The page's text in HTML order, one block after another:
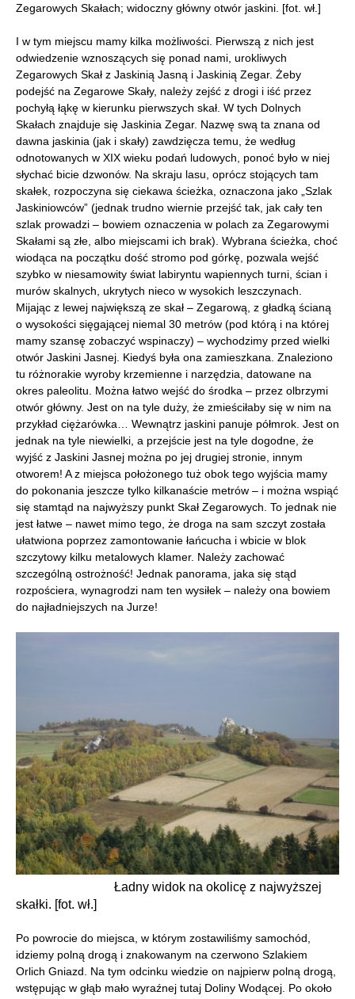
Zegarowych Skałach; widoczny główny otwór jaskini. [fot. wł.]
I w tym miejscu mamy kilka możliwości. Pierwszą z nich jest
odwiedzenie wznoszących się ponad nami, urokliwych
Zegarowych Skał z Jaskinią Jasną i Jaskinią Zegar. Żeby
podejść na Zegarowe Skały, należy zejść z drogi i iść przez
pochyłą łąkę w kierunku pierwszych skał. W tych Dolnych
Skałach znajduje się Jaskinia Zegar. Nazwę swą ta znana od
dawna jaskinia (jak i skały) zawdzięcza temu, że według
odnotowanych w XIX wieku podań ludowych, ponoć było w niej
słychać bicie dzwonów. Na skraju lasu, oprócz stojących tam
skałek, rozpoczyna się ciekawa ścieżka, oznaczona jako „Szlak
Jaskiniowców” (jednak trudno wiernie przejść tak, jak cały ten
szlak prowadzi – bowiem oznaczenia w polach za Zegarowymi
Skałami są złe, albo miejscami ich brak). Wybrana ścieżka, choć
wiodąca na początku dość stromo pod górkę, pozwala wejść
szybko w niesamowity świat labiryntu wapiennych turni, ścian i
murów skalnych, ukrytych nieco w wysokich leszczynach.
Mijając z lewej największą ze skał – Zegarową, z gładką ścianą
o wysokości sięgającej niemal 30 metrów (pod którą i na której
mamy szansę zobaczyć wspinaczy) – wychodzimy przed wielki
otwór Jaskini Jasnej. Kiedyś była ona zamieszkana. Znaleziono
tu różnorakie wyroby krzemienne i narzędzia, datowane na
okres paleolitu. Można łatwo wejść do środka – przez olbrzymi
otwór główny. Jest on na tyle duży, że zmieściłaby się w nim na
przykład ciężarówka… Wewnątrz jaskini panuje półmrok. Jest on
jednak na tyle niewielki, a przejście jest na tyle dogodne, że
wyjść z Jaskini Jasnej można po jej drugiej stronie, innym
otworem! A z miejsca położonego tuż obok tego wyjścia mamy
do pokonania jeszcze tylko kilkanaście metrów – i można wspiąć
się stamtąd na najwyższy punkt Skał Zegarowych. To jednak nie
jest łatwe – nawet mimo tego, że droga na sam szczyt została
ułatwiona poprzez zamontowanie łańcucha i wbicie w blok
szczytowy kilku metalowych klamer. Należy zachować
szczególną ostrożność! Jednak panorama, jaka się stąd
rozpościera, wynagrodzi nam ten wysiłek – należy ona bowiem
do najładniejszych na Jurze!
Ładny widok na okolicę z najwyższej
skałki. [fot. wł.]
Po powrocie do miejsca, w którym zostawiliśmy samochód,
idziemy polną drogą i znakowanym na czerwono Szlakiem
Orlich Gniazd. Na tym odcinku wiedzie on najpierw polną drogą,
wstępując w głąb mało wyraźnej tutaj Doliny Wodącej. Po około